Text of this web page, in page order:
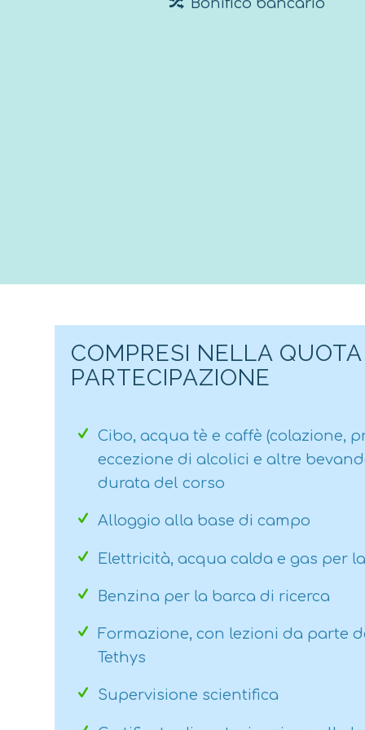
COMPRESI NELLA QUOTA
PARTECIPAZIONE
Cibo, acqua tè e caffè (colazione,
eccezione di alcolici e altre
durata del corso
Alloggio alla base di campo
Elettricità, acqua calda e gas per
Benzina per la barca di ricerca
Formazione, con lezioni da parte
Tethys
Supervisione scientifica